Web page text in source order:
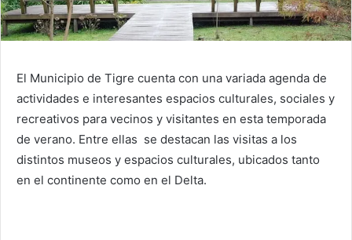
El Municipio de Tigre cuenta con una variada agenda de
actividades e interesantes espacios culturales, sociales y
recreativos para vecinos y visitantes en esta temporada
de verano. Entre ellas se destacan las visitas a los
distintos museos y espacios culturales, ubicados tanto
en el continente como en el Delta.